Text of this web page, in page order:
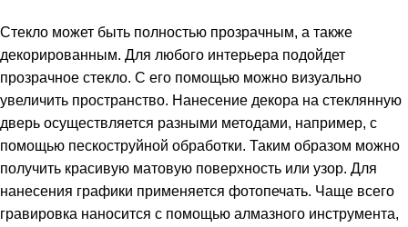
Стекло может быть полностью прозрачным, а также
декорированным. Для любого интерьера подойдет
прозрачное стекло. С его помощью можно визуально
увеличить пространство. Нанесение декора на стеклянную
дверь осуществляется разными методами, например, с
помощью пескоструйной обработки. Таким образом можно
получить красивую матовую поверхность или узор. Для
нанесения графики применяется фотопечать. Чаще всего
гравировка наносится с помощью алмазного инструмента,